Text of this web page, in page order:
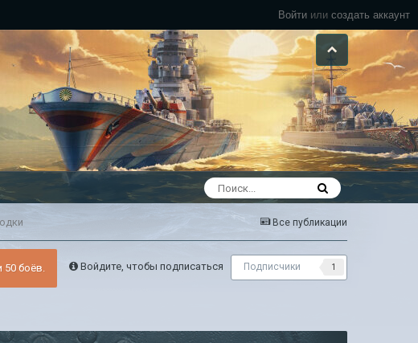
Войти или создать аккаунт
Все публикации
Войдите, чтобы подписаться Подписчики 1
50 боёв.